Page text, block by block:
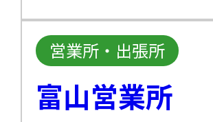
営業所・出張所
富山営業所